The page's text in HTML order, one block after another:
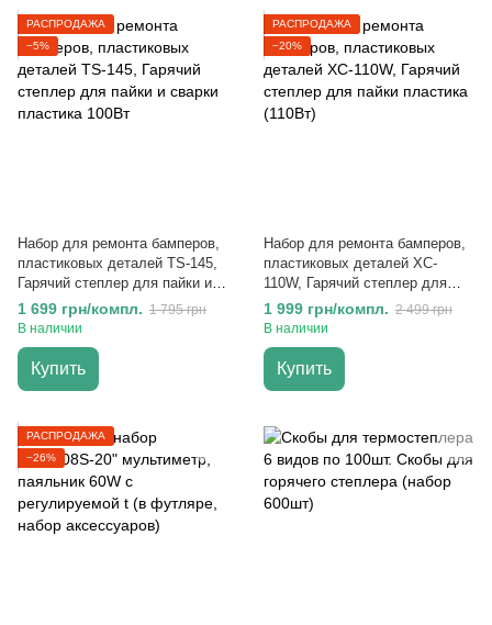
РАСПРОДАЖА
−5%
Набор для ремонта бамперов,
пластиковых деталей TS-145,
Гарячий степлер для пайки и
сварки пластика 100Вт
1 699 грн/компл. 1 795 грн
В наличии
Купить
РАСПРОДАЖА
−20%
Набор для ремонта бамперов,
пластиковых деталей XC-
110W, Гарячий степлер для
пайки пластика (110Вт)
1 999 грн/компл. 2 499 грн
В наличии
Купить
РАСПРОДАЖА
−26%